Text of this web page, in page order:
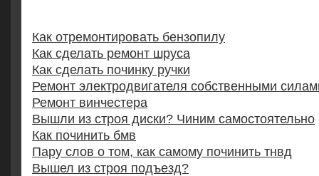
Как отремонтировать бензопилу
Как сделать ремонт шруса
Как сделать починку ручки
Ремонт электродвигателя собственными
Ремонт винчестера
Вышли из строя диски? Чиним самостоятельно
Как починить бмв
Пару слов о том, как самому починить тнвд
Вышел из строя подъезд?